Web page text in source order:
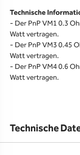
Technische
- Der PnP VM1 0.3
Watt vertragen.
- Der PnP VM3 0.45
Watt vertragen.
- Der PnP VM4 0.6
Watt vertragen.
Technische